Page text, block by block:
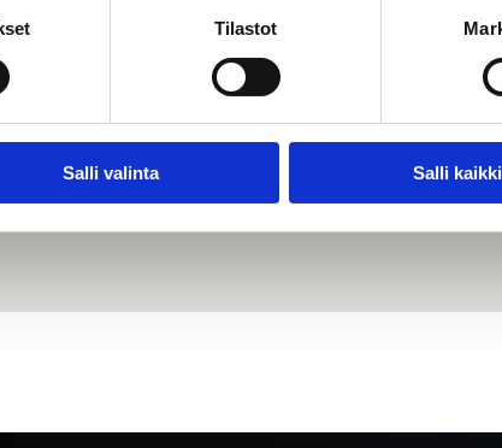
Tilastot
Salli valinta Salli kaikki